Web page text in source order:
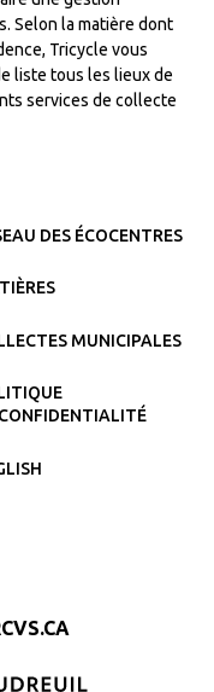
Selon la matière dont
Tricycle vous
liste tous les lieux de
services de collecte
DES ÉCOCENTRES
MUNICIPALES